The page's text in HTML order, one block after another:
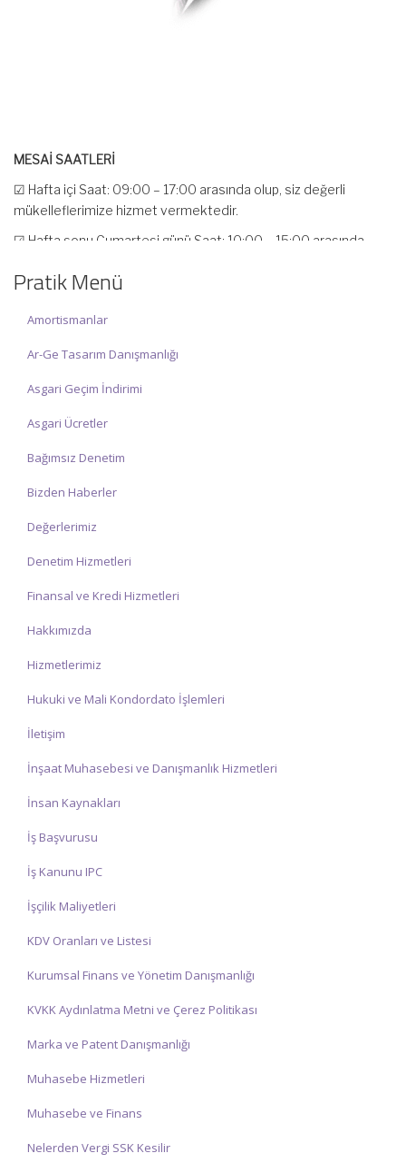
MESAİ SAATLERİ
mükelleflerimize hizmet vermektedir.
İlgi ve anlayışınız için İNCİ MUHASEBE MÜŞAVİRLİK Ailesi olarak
Pratik Menü
Amortismanlar
Ar-Ge Tasarım Danışmanlığı
Asgari Geçim İndirimi
Asgari Ücretler
Bağımsız Denetim
Bizden Haberler
Değerlerimiz
Denetim Hizmetleri
Finansal ve Kredi Hizmetleri
Hakkımızda
Hizmetlerimiz
Hukuki ve Mali Kondordato İşlemleri
İletişim
İnşaat Muhasebesi ve Danışmanlık Hizmetleri
İnsan Kaynakları
İş Başvurusu
İş Kanunu IPC
İşçilik Maliyetleri
KDV Oranları ve Listesi
Kurumsal Finans ve Yönetim Danışmanlığı
KVKK Aydınlatma Metni ve Çerez Politikası
Marka ve Patent Danışmanlığı
Muhasebe Hizmetleri
Muhasebe ve Finans
Nelerden Vergi SSK Kesilir